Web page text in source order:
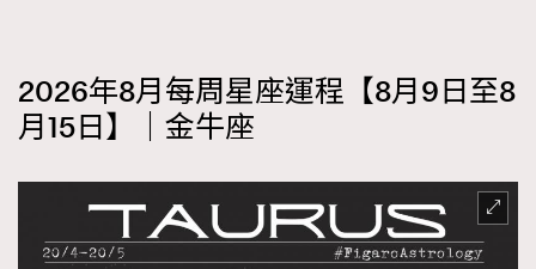
2026年8月每周星座運程【8月9日至8
月15日】｜金牛座